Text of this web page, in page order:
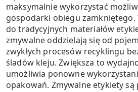
maksymalnie wykorzystać
gospodarki obiegu
do tradycyjnych materiałów
zmywalne oddzielają się od
zwykłych procesów recyklingu
śladów kleju. Zwiększa to
umożliwia ponowne
opakowań. Zmywalne etykiety są